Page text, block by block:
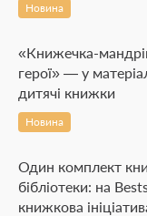
Новина
«Книжечка-
герої» — у
дитячі книжки
Новина
Один комплект
бібліотеки: на
книжкова